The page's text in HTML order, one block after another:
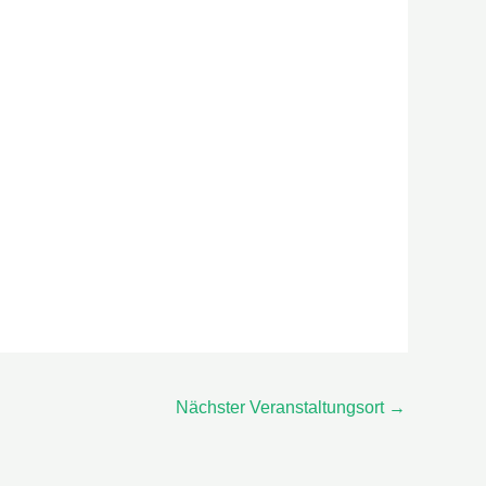
Nächster Veranstaltungsort →